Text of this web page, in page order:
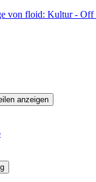
von floid: Kultur - Off
anzeigen